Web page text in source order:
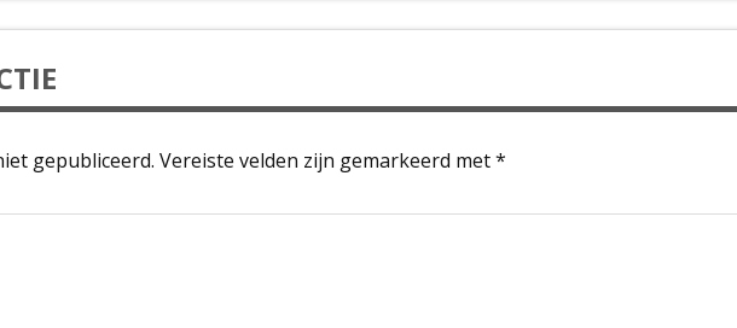
gepubliceerd. Vereiste velden zijn gemarkeerd met*